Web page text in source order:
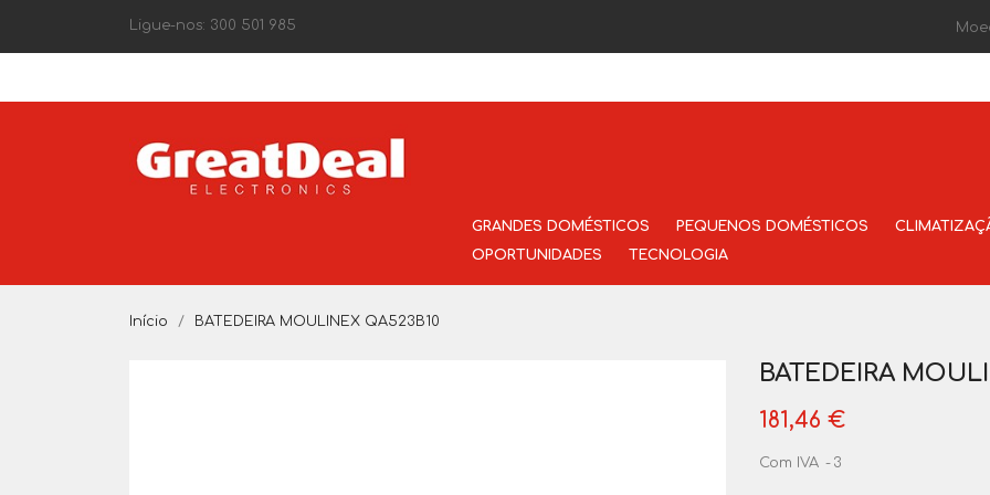
Ligue-nos: 300 501 985
GRANDES DOMÉSTICOS PEQUENOS DOMÉSTICOS
OPORTUNIDADES
TECNOLOGIA
Início BATEDEIRA MOULINEX QA523B10
BATEDEIRA
181,46 €
Com IVA 3